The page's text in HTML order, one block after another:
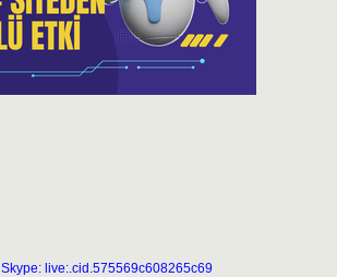
Skype: live:.cid.575569c608265c69